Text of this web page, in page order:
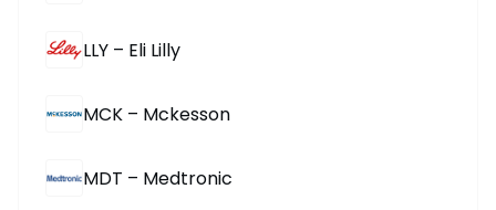
LLY – Eli Lilly
MCK – Mckesson
MDT – Medtronic